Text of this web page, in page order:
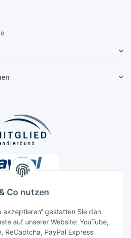
Co nutzen
akzeptieren“ gestatten Sie den
auf unserer Website: YouTube,
ReCaptcha, PayPal Express